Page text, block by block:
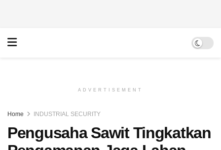
ADVERTISEMENT
Home INDUSTRIAL SECURITY
Pengusaha Sawit Tingkatkan